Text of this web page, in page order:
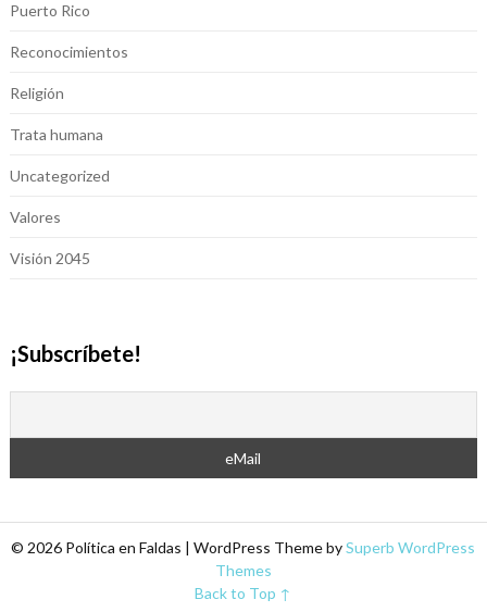
Puerto Rico
Reconocimientos
Religión
Trata humana
Uncategorized
Valores
Visión 2045
¡Subscríbete!
© 2026 Política en Faldas | WordPress Theme bySuperb WordPress
Themes
Back to Top ↑